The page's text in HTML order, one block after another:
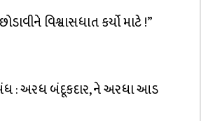
વિશ્વાસધાત કર્યો માટે !”
: અરધ બંદૂકદાર, ને અરધા આડ